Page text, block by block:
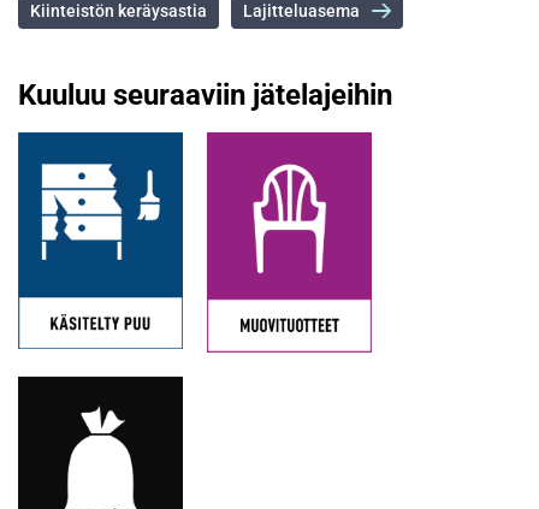
Kiinteistön keräysastia Lajitteluasema
Kuuluu seuraaviin jätelajeihin